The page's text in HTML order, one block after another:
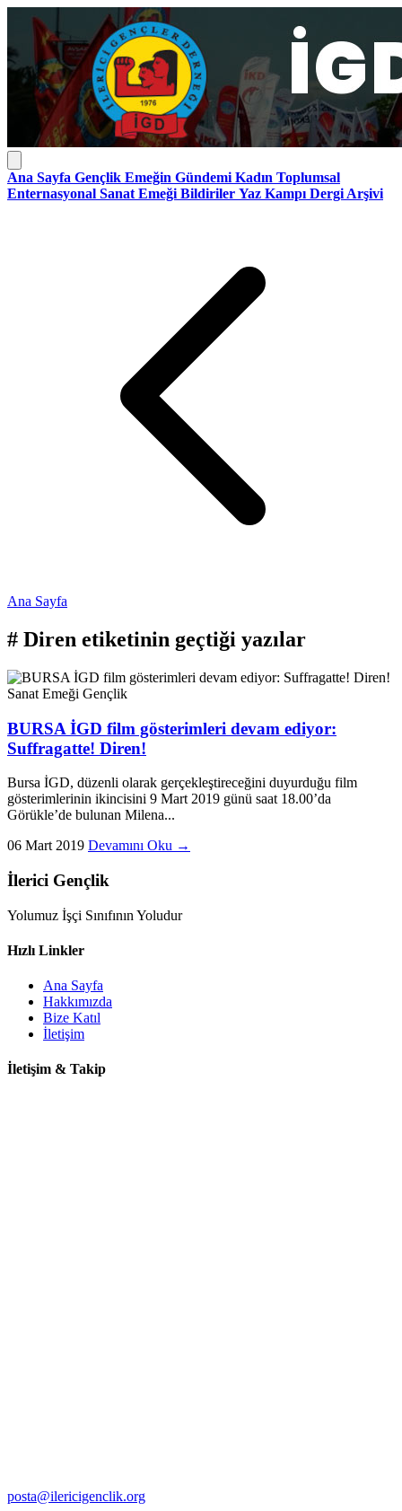
Ana Sayfa Gençlik Emeğin Gündemi Kadın Toplumsal
Enternasyonal Sanat Emeği Bildiriler Yaz Kampı Dergi Arşivi
Ana Sayfa
# Diren etiketinin geçtiği yazılar
Sanat Emeği Gençlik
BURSA İGD film gösterimleri devam ediyor:
Suffragatte! Diren!
Bursa İGD, düzenli olarak gerçekleştireceğini duyurduğu film
gösterimlerinin ikincisini 9 Mart 2019 günü saat 18.00’da
Görükle’de bulunan Milena...
06 Mart 2019 Devamını Oku →
İlerici Gençlik
Yolumuz İşçi Sınıfının Yoludur
Hızlı Linkler
Ana Sayfa
Hakkımızda
Bize Katıl
İletişim
İletişim & Takip
posta@ilericigenclik.org